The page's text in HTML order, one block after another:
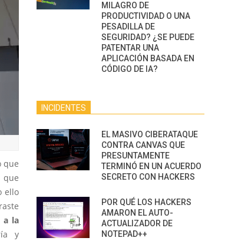
que
ello
a la
y
MILAGRO DE
PRODUCTIVIDAD O UNA
PESADILLA DE
SEGURIDAD? ¿SE PUEDE
PATENTAR UNA
APLICACIÓN BASADA EN
CÓDIGO DE IA?
INCIDENTES
EL MASIVO CIBERATAQUE
CONTRA CANVAS QUE
PRESUNTAMENTE
TERMINÓ EN UN ACUERDO
SECRETO CON HACKERS
POR QUÉ LOS HACKERS
AMARON EL AUTO-
ACTUALIZADOR DE
NOTEPAD++